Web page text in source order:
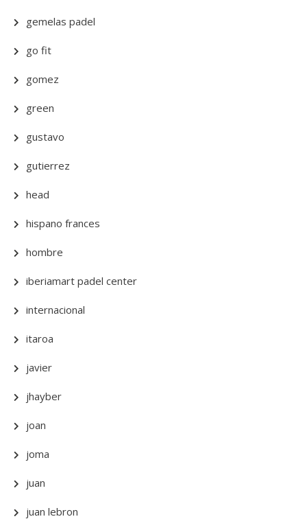
gemelas padel
go fit
gomez
green
gustavo
gutierrez
head
hispano frances
hombre
iberiamart padel center
internacional
itaroa
javier
jhayber
joan
joma
juan
juan lebron